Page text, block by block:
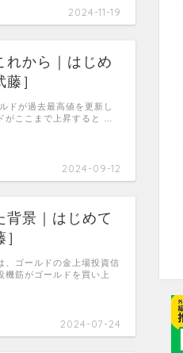
2024-11-19
れから｜はじめ
］
2024-09-12
が過去最高値を更新し
ここまで上昇すると …
背景｜はじめて
2024-07-24
ゴールドの金上場投資信
機筋がゴールドを買い上